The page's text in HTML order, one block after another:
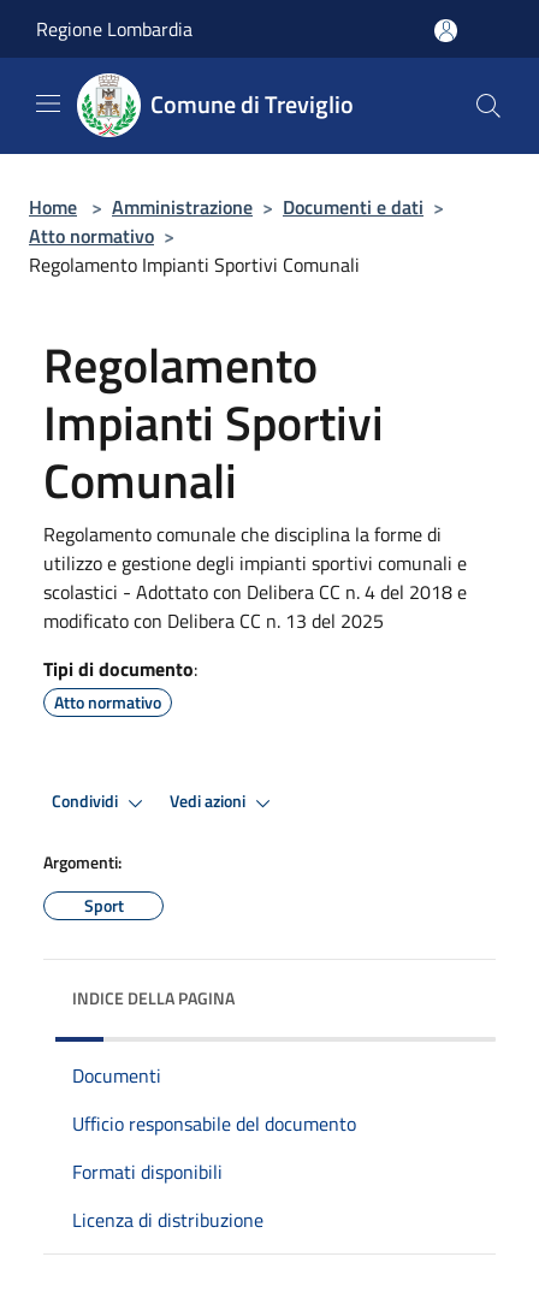
Regione Lombardia
Comune di Treviglio
Home > Amministrazione > Documenti e dati >
Atto normativo >
Regolamento Impianti Sportivi Comunali
Regolamento
Impianti Sportivi
Comunali
Regolamento comunale che disciplina la forme di
utilizzo e gestione degli impianti sportivi comunali e
scolastici - Adottato con Delibera CC n. 4 del 2018 e
modificato con Delibera CC n. 13 del 2025
Tipi di documento:
Atto normativo
Condividi Vedi azioni
Argomenti:
Sport
INDICE DELLA PAGINA
Documenti
Ufficio responsabile del documento
Formati disponibili
Licenza di distribuzione